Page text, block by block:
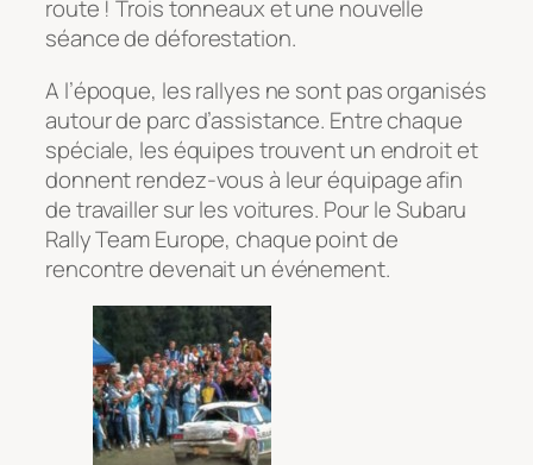
route ! Trois tonneaux et une nouvelle
séance de déforestation.
A l’époque, les rallyes ne sont pas organisés
autour de parc d’assistance. Entre chaque
spéciale, les équipes trouvent un endroit et
donnent rendez-vous à leur équipage afin
de travailler sur les voitures. Pour le Subaru
Rally Team Europe, chaque point de
rencontre devenait un événement.